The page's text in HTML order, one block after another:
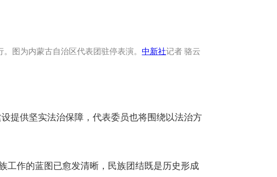
图为内蒙古自治区代表团驻停表演。 中新社记者 骆云
提供坚实法治保障，代表委员也将围绕以法治方
工作的蓝图已愈发清晰，民族团结既是历史形成